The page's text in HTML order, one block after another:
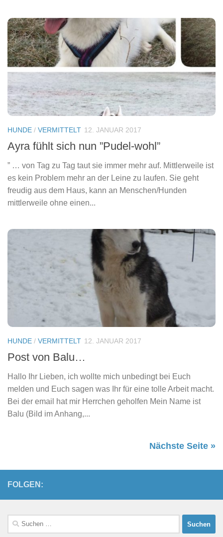
HUNDE / VERMITTELT 12. JANUAR 2017
Ayra fühlt sich nun ”Pudel-wohl”
” … von Tag zu Tag taut sie immer mehr auf. Mittlerweile ist
es kein Problem mehr an der Leine zu laufen. Sie geht
freudig aus dem Haus, kann an Menschen/Hunden
mittlerweile ohne einen...
HUNDE / VERMITTELT 12. JANUAR 2017
Post von Balu…
Hallo Ihr Lieben, ich wollte mich unbedingt bei Euch
melden und Euch sagen was Ihr für eine tolle Arbeit macht.
Bei der email hat mir Herrchen geholfen Mein Name ist
Balu (Bild im Anhang,...
Nächste Seite »
FOLGEN:
Suchen
nach: